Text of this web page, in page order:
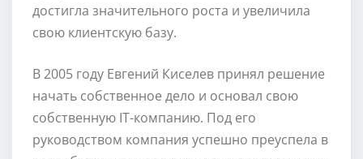
достигла значительного роста и увеличила
свою клиентскую базу.
В 2005 году Евгений Киселев принял решение
начать собственное дело и основал свою
собственную IT-компанию. Под его
руководством компания успешно преуспела в